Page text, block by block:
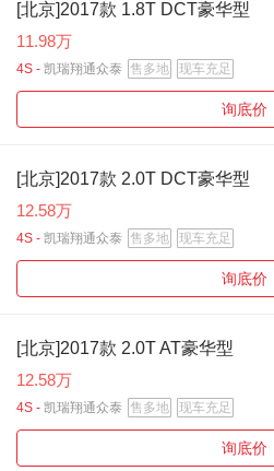
[北京]2017款 1.8T DCT豪华型
11.98万
4S - 凯瑞翔通众泰 售多地 现车充足
询底价
[北京]2017款 2.0T DCT豪华型
12.58万
4S - 凯瑞翔通众泰 售多地 现车充足
询底价
[北京]2017款 2.0T AT豪华型
12.58万
4S - 凯瑞翔通众泰 售多地 现车充足
询底价